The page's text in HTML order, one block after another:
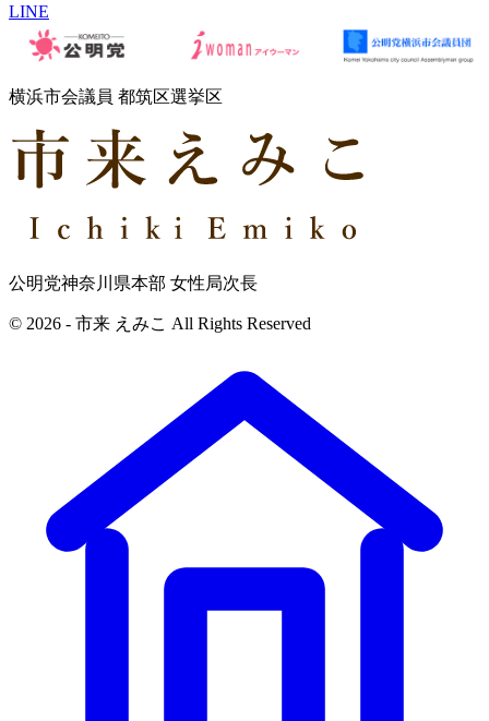
LINE
横浜市会議員 都筑区選挙区
公明党神奈川県本部 女性局次長
© 2026 - 市来 えみこ All Rights Reserved